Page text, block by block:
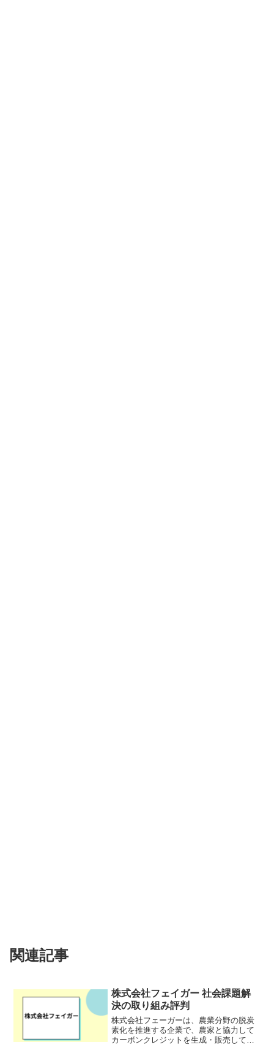
関連記事
株式会社フェイガー 社会課題解
決の取り組み評判
株式会社フェーガーは、農業分野の脱炭
素化を推進する企業で、農家と協力して
カーボンクレジットを生成・販売してい